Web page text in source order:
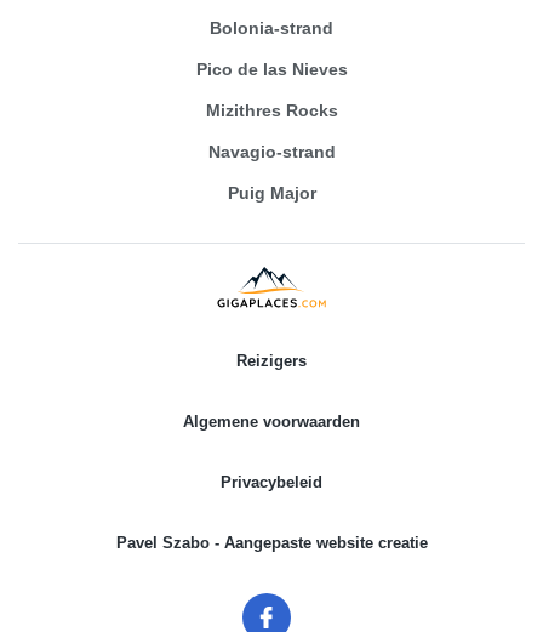
Bolonia-strand
Pico de las Nieves
Mizithres Rocks
Navagio-strand
Puig Major
Reizigers
Algemene voorwaarden
Privacybeleid
Pavel Szabo - Aangepaste website creatie